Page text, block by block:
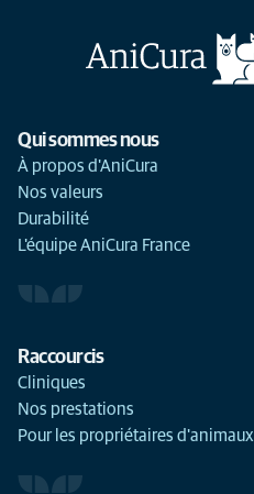
Qui sommes nous
À propos d'AniCura
Nos valeurs
Durabilité
L'équipe AniCura France
Raccourcis
Cliniques
Nos prestations
Pour les propriétaires d'animaux